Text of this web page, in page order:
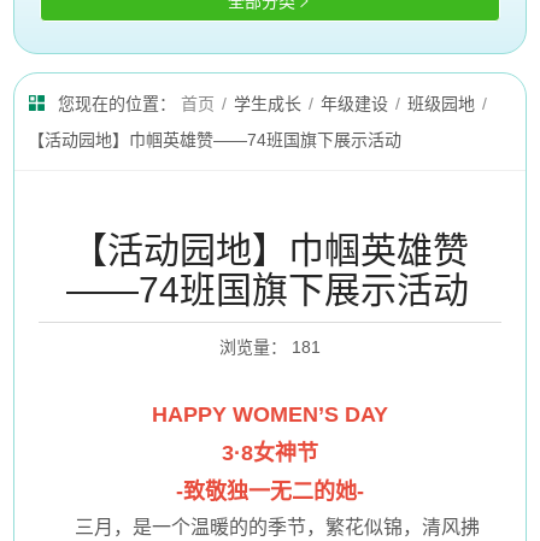
您现在的位置： 首页 / 学生成长 / 年级建设 / 班级园地 /
【活动园地】巾帼英雄赞——74班国旗下展示活动
【活动园地】巾帼英雄赞
——74班国旗下展示活动
浏览量： 181
HAPPY WOMEN’S DAY
3·8女神节
-致敬独一无二的她-
三月，是一个温暖的的季节，繁花似锦，清风拂